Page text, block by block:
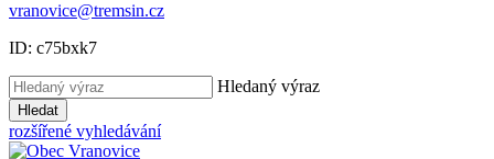
vranovice@tremsin.cz
ID: c75bxk7
Hledaný výraz
Hledat
rozšířené vyhledávání